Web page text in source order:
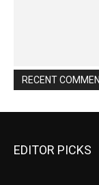
RECENT
EDITOR PICKS